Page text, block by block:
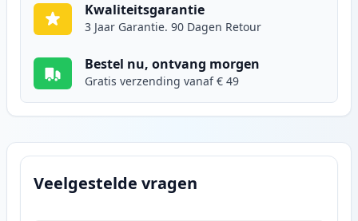
Kwaliteitsgarantie
3 Jaar Garantie. 90 Dagen Retour
Bestel nu, ontvang morgen
Gratis verzending vanaf € 49
Veelgestelde vragen